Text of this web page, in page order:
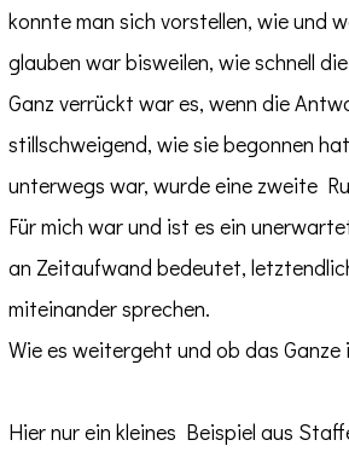
konnte man sich vorstellen, wie und
glauben war bisweilen, wie schnell
Ganz verrückt war es, wenn die
stillschweigend, wie sie begonnen
unterwegs war, wurde eine zweite
Für mich war und ist es ein
an Zeitaufwand bedeutet,
miteinander sprechen.
Wie es weitergeht und ob das
Hier nur ein kleines Beispiel aus